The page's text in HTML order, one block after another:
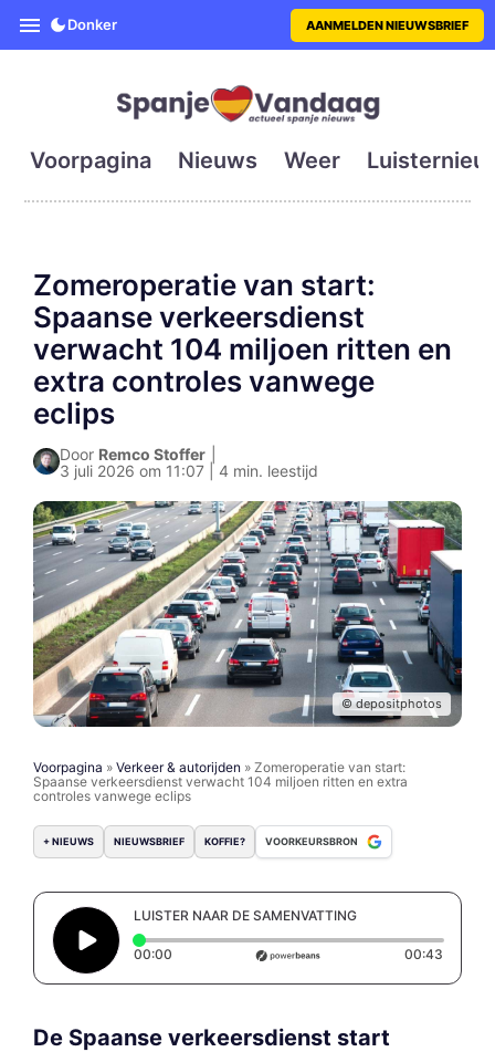
SpanjeVandaag is de eerste
Donker AANMELDEN NIEUWSBRIEF
Voorpagina Nieuws Weer
Zomeroperatie van start:
Spaanse verkeersdienst
verwacht 104 miljoen ritten en
extra controles vanwege
eclips
Door Remco Stoffer
3 juli 2026 om 11:07 | 4 min. leestijd
© depositphotos
Voorpagina » Verkeer & autorijden » Zomeroperatie van start:
Spaanse verkeersdienst verwacht 104 miljoen ritten en extra
controles vanwege eclips
+ NIEUWS NIEUWSBRIEF KOFFIE? VOORKEURSBRON
LUISTER NAAR DE SAMENVATTING
00:00 Elapsed time: 0 seconds 00:43
De Spaanse verkeersdienst start